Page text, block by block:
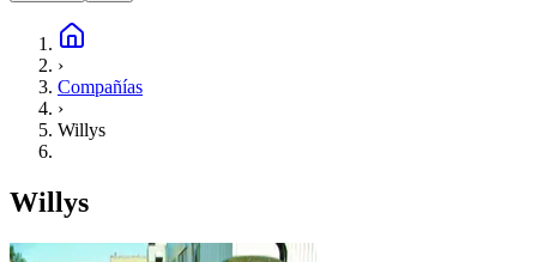
›
Compañías
›
Willys
Willys